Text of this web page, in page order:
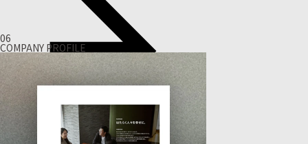
06
COMPANY PROFILE